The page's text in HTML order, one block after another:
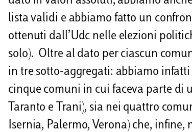
lista validi e abbiamo fatto un
ottenuti dall’Udc nelle elezioni
solo). Oltre al dato per ciascun
in tre sotto-aggregati: abbiamo
cinque comuni in cui faceva parte di
Taranto e Trani), sia nei quattro
Isernia, Palermo, Verona) che,